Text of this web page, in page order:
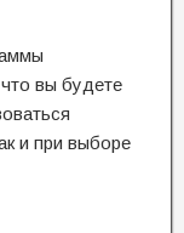
вы будете
и при выборе